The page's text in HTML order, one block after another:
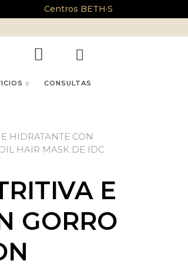
Centros BETH·S
CONSULTAS
HIDRATANTE CON
HAIR MASK DE IDC
E
GORRO